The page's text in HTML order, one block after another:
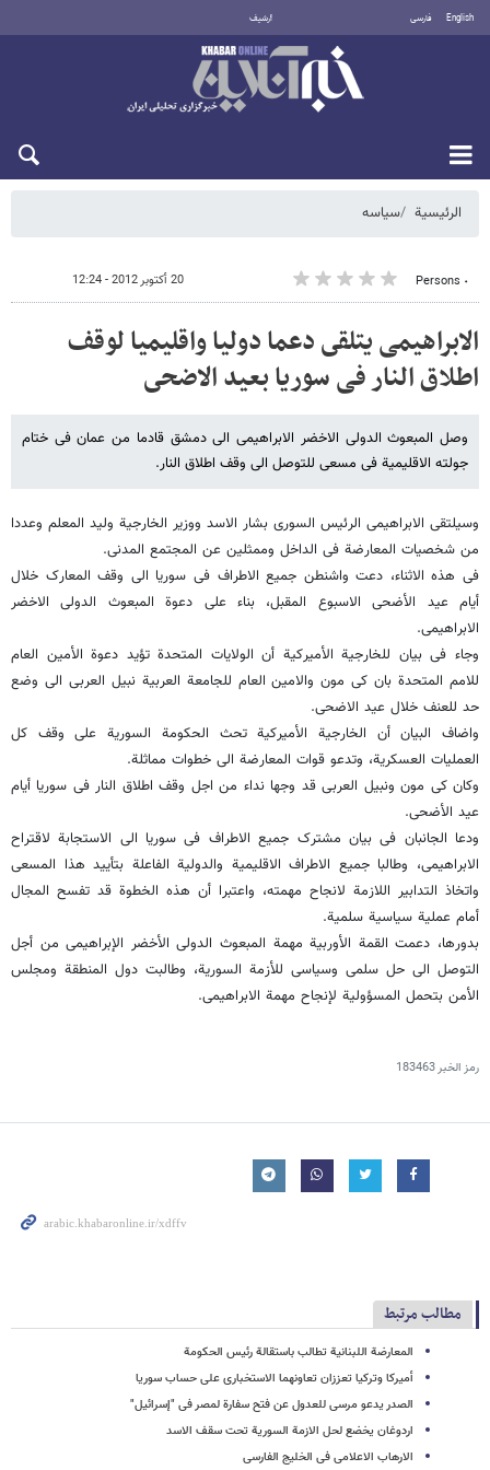
English فارسی أرشيف
الرئيسية سیاسه
٠ Persons 20 أكتوبر 2012 - 12:24
الابراهیمی یتلقى دعما دولیا واقلیمیا لوقف
اطلاق النار فی سوریا بعید الاضحى
وصل المبعوث الدولی الاخضر الابراهیمی الى دمشق قادما من عمان فی ختام
جولته الاقلیمیة فی مسعى للتوصل الى وقف اطلاق النار.
وسیلتقی الابراهیمی الرئیس السوری بشار الاسد ووزیر الخارجیة ولید المعلم وعددا
من شخصیات المعارضة فی الداخل وممثلین عن المجتمع المدنی.
فی هذه الاثناء، دعت واشنطن جمیع الاطراف فی سوریا الى وقف المعارک خلال
أیام عید الأضحى الاسبوع المقبل، بناء على دعوة المبعوث الدولی الاخضر
الابراهیمی.
وجاء فی بیان للخارجیة الأمیرکیة أن الولایات المتحدة تؤید دعوة الأمین العام
للامم المتحدة بان کی مون والامین العام للجامعة العربیة نبیل العربی الى وضع
حد للعنف خلال عید الاضحى.
واضاف البیان أن الخارجیة الأمیرکیة تحث الحکومة السوریة على وقف کل
العملیات العسکریة، وتدعو قوات المعارضة الى خطوات مماثلة.
وکان کی مون ونبیل العربی قد وجها نداء من اجل وقف اطلاق النار فی سوریا أیام
عید الأضحى.
ودعا الجانبان فی بیان مشترک جمیع الاطراف فی سوریا الى الاستجابة لاقتراح
الابراهیمی، وطالبا جمیع الاطراف الاقلیمیة والدولیة الفاعلة بتأیید هذا المسعى
واتخاذ التدابیر اللازمة لانجاح مهمته، واعتبرا أن هذه الخطوة قد تفسح المجال
أمام عملیة سیاسیة سلمیة.
بدورها، دعمت القمة الأوربیة مهمة المبعوث الدولی الأخضر الإبراهیمی من أجل
التوصل الى حل سلمی وسیاسی للأزمة السوریة، وطالبت دول المنطقة ومجلس
الأمن بتحمل المسؤولیة لإنجاح مهمة الابراهیمی.
رمز الخبر183463
مطالب مرتبط
المعارضة اللبنانیة تطالب باستقالة رئیس الحکومة
أمیرکا وترکیا تعززان تعاونهما الاستخباری على حساب سوریا
الصدر یدعو مرسی للعدول عن فتح سفارة لمصر فی "إسرائیل"
اردوغان یخضع لحل الازمة السوریة تحت سقف الاسد
الارهاب الاعلامی فی الخلیج الفارسی